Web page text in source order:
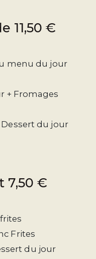
11,50 €
menu du jour
+ Fromages
du jour
7,50 €
Frites
du jour